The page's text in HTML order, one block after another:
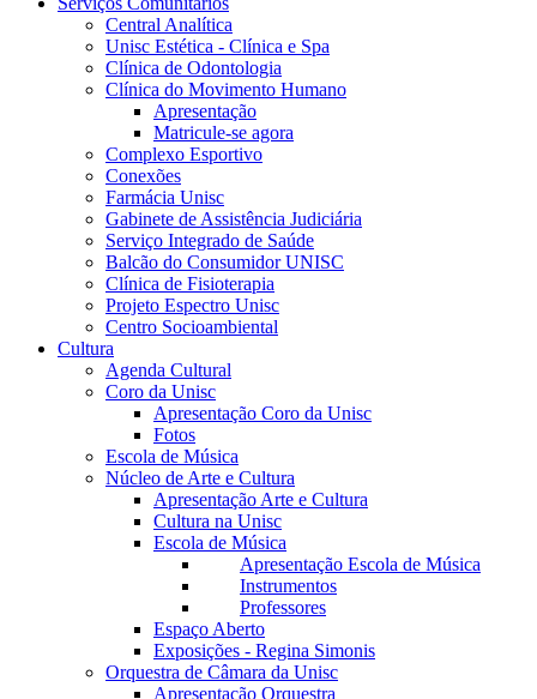
Central Analítica
Unisc Estética - Clínica e Spa
Clínica de Odontologia
Clínica do Movimento Humano
Apresentação
Matricule-se agora
Complexo Esportivo
Conexões
Farmácia Unisc
Gabinete de Assistência Judiciária
Serviço Integrado de Saúde
Balcão do Consumidor UNISC
Clínica de Fisioterapia
Projeto Espectro Unisc
Centro Socioambiental
Cultura
Agenda Cultural
Coro da Unisc
Apresentação Coro da Unisc
Fotos
Escola de Música
Núcleo de Arte e Cultura
Apresentação Arte e Cultura
Cultura na Unisc
Escola de Música
Apresentação Escola de Música
Instrumentos
Professores
Espaço Aberto
Exposições - Regina Simonis
Orquestra de Câmara da Unisc
Apresentação Orquestra